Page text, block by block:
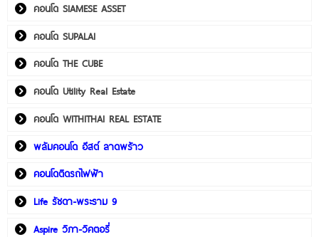
คอนโด SIAMESE ASSET
คอนโด SUPALAI
คอนโด THE CUBE
คอนโด Utility Real Estate
คอนโด WITHITHAI REAL ESTATE
พลัมคอนโด อีสต์ ลาดพร้าว
คอนโดติดรถไฟฟ้า
Life รัชดา-พระราม 9
Aspire วิภา-วิคตอรี่